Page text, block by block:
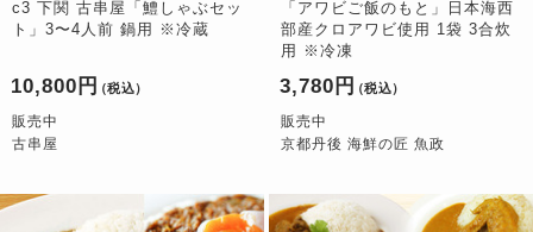
c3 下関 古串屋「鱧しゃぶセッ
ト」3〜4人前 鍋用 ※冷蔵
10,800円 （税込）
販売中
古串屋
「アワビご飯のもと」日本海西
部産クロアワビ使用 1袋 3合炊
用 ※冷凍
3,780円 （税込）
販売中
京都丹後 海鮮の匠 魚政